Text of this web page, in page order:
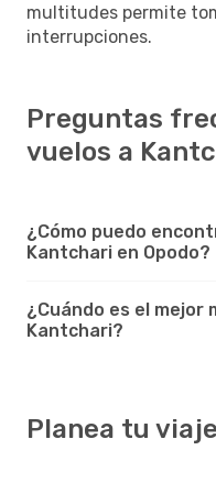
multitudes permite
interrupciones.
Preguntas
vuelos a
¿Cómo puedo
Kantchari en Opodo?
¿Cuándo es el mejor
Kantchari?
Planea tu viaje